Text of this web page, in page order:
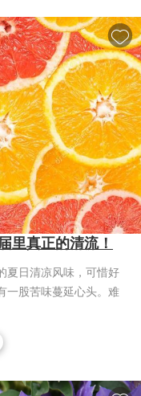
里真正的清流！
夏日清凉风味，可惜好
一股苦味蔓延心头。难